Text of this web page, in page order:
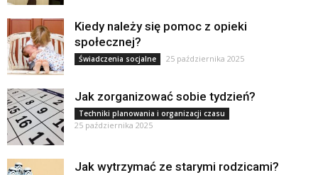
Kiedy należy się pomoc z opieki
społecznej?
Świadczenia socjalne 25 października 2025
Jak zorganizować sobie tydzień?
Techniki planowania i organizacji czasu
25 października 2025
Jak wytrzymać ze starymi rodzicami?